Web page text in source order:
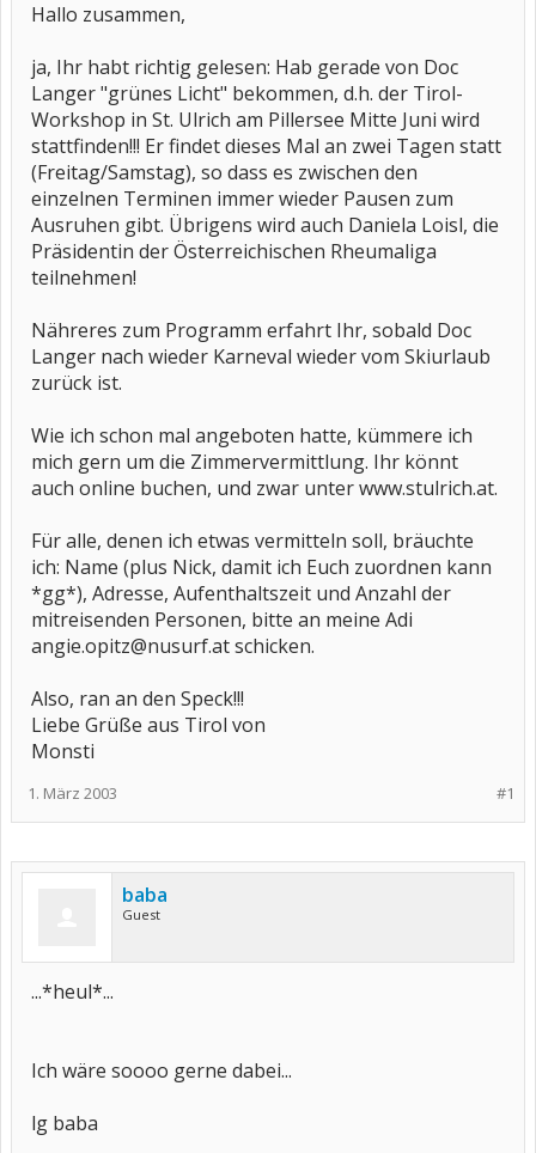
Hallo zusammen,
ja, Ihr habt richtig gelesen: Hab gerade von Doc
Langer "grünes Licht" bekommen, d.h. der Tirol-
Workshop in St. Ulrich am Pillersee Mitte Juni wird
stattfinden!!! Er findet dieses Mal an zwei Tagen statt
(Freitag/Samstag), so dass es zwischen den
einzelnen Terminen immer wieder Pausen zum
Ausruhen gibt. Übrigens wird auch Daniela Loisl, die
Präsidentin der Österreichischen Rheumaliga
teilnehmen!
Nähreres zum Programm erfahrt Ihr, sobald Doc
Langer nach wieder Karneval wieder vom Skiurlaub
zurück ist.
Wie ich schon mal angeboten hatte, kümmere ich
mich gern um die Zimmervermittlung. Ihr könnt
auch online buchen, und zwar unter www.stulrich.at.
Für alle, denen ich etwas vermitteln soll, bräuchte
ich: Name (plus Nick, damit ich Euch zuordnen kann
*gg*), Adresse, Aufenthaltszeit und Anzahl der
mitreisenden Personen, bitte an meine Adi
angie.opitz@nusurf.at schicken.
Also, ran an den Speck!!!
Liebe Grüße aus Tirol von
Monsti
#1
1. März 2003
baba
Guest
...*heul*...
Ich wäre soooo gerne dabei...
lg baba